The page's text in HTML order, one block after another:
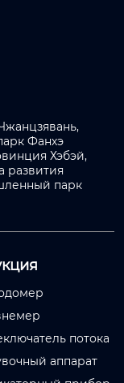
Фанхэ
Хэбэй,
развития
парк
потока
аппарат